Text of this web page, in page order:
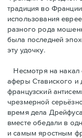
традиция во
использования
разного рода
была последней
эту
Несмотря на накал
аферы Ставиского и
французский
чрезмерной
время дела
вместе обедали в
и самым яростным